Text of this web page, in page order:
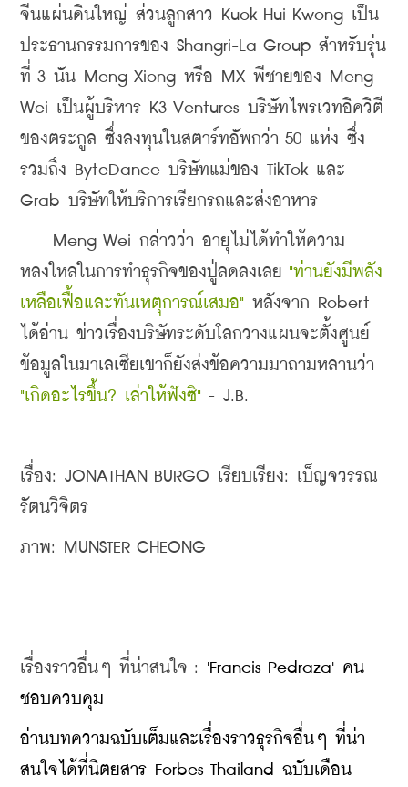
จีนแผ่นดินใหญ่ ส่วนลูกสาว Kuok Hui Kwong เป็น
ประธานกรรมการของ Shangri-La Group สำหรับรุ่น
ที่ 3 นัน Meng Xiong หรือ MX พีชายของ Meng
Wei เป็นผู้บริหาร K3 Ventures บริษัทไพรเวทอิควิตี
ของตระกูล ซึ่งลงทุนในสตาร์ทอัพกว่า 50 แห่ง ซึ่ง
รวมถึง ByteDance บริษัทแม่ของ TikTok และ
Grab บริษัทให้บริการเรียกรถและส่งอาหาร
Meng Wei กล่าวว่า อายุไม่ได้ทำให้ความ
หลงใหลในการทำธุรกิจของปู่ลดลงเลย "ท่านยังมีพลัง
เหลือเฟื้อและทันเหตุการณ์เสมอ" หลังจาก Robert
ได้อ่าน ข่าวเรื่องบริษัทระดับโลกวางแผนจะตั้งศูนย์
ข้อมูลในมาเลเซียเขาก็ยังส่งข้อความมาถามหลานว่า
"เกิดอะไรขึ้น? เล่าให้ฟังซิ" - J.B.
เรื่อง: JONATHAN BURGO เรียบเรียง: เบ็ญจวรรณ
รัตนวิจิตร
ภาพ: MUNSTER CHEONG
เรื่องราวอื่นๆ ที่น่าสนใจ : 'Francis Pedraza' คน
ชอบควบคุม
​อ่านบทความฉบับเต็มและเรื่องราวธุรกิจอื่นๆ ที่น่า
สนใจได้ที่นิตยสาร Forbes Thailand ฉบับเดือน